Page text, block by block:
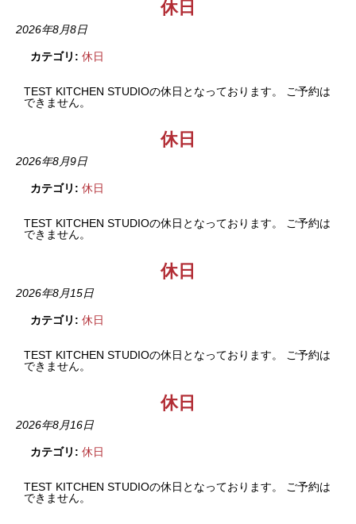
休日
2026年8月8日
カテゴリ: 休日
TEST KITCHEN STUDIOの休日となっております。 ご予約は
できません。
休日
2026年8月9日
カテゴリ: 休日
TEST KITCHEN STUDIOの休日となっております。 ご予約は
できません。
休日
2026年8月15日
カテゴリ: 休日
TEST KITCHEN STUDIOの休日となっております。 ご予約は
できません。
休日
2026年8月16日
カテゴリ: 休日
TEST KITCHEN STUDIOの休日となっております。 ご予約は
できません。